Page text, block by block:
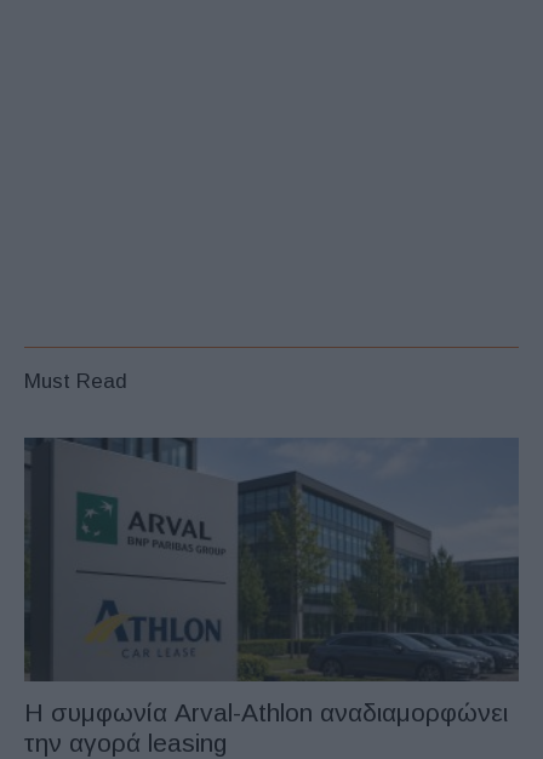
Must Read
Η συμφωνία Arval-Athlon αναδιαμορφώνει
την αγορά leasing